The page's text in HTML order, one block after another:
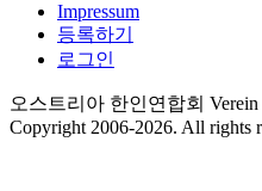
Impressum
등록하기
로그인
오스트리아 한인연합회 Verein
Copyright 2006-2026. All rights